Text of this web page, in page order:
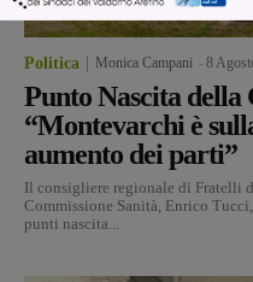
Politica Monica Campani 8
Punto Nascita
“Montevarchi è
aumento dei parti”
Il consigliere regionale di Fratelli
Commissione Sanità, Enrico
punti nascita...